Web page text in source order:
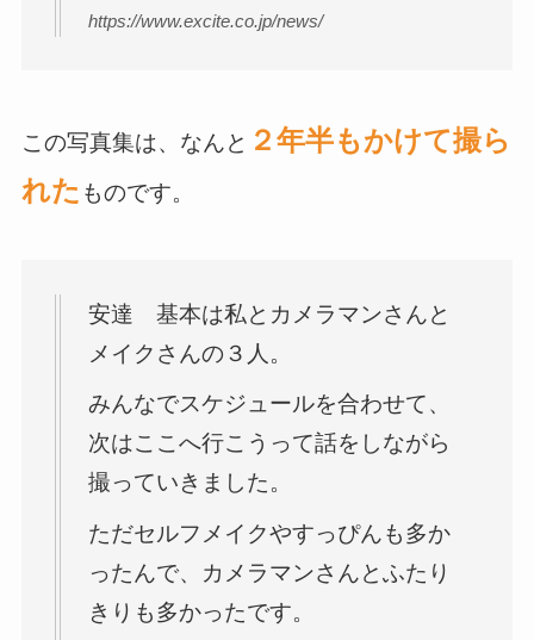
https://www.excite.co.jp/news/
この写真集は、なんと ２年半もかけて撮ら
れた ものです。
安達 基本は私とカメラマンさんと
メイクさんの３人。
みんなでスケジュールを合わせて、
次はここへ行こうって話をしながら
撮っていきました。
ただセルフメイクやすっぴんも多か
ったんで、カメラマンさんとふたり
きりも多かったです。